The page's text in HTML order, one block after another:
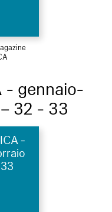
- gennaio-
32 - 33
-